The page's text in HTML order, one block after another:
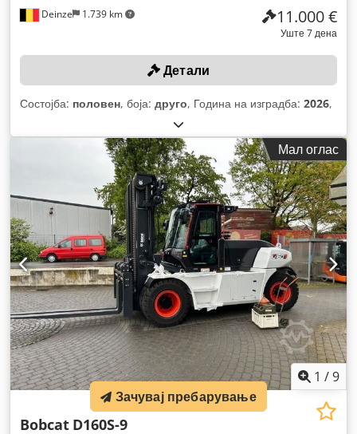
Deinze 1.739 km 11.000 €
Уште 7 дена
Детали
Состојба: половен, боја: друго, Година на изградба: 2026,
Мал оглас
1 /9
Bobcat D160S-9
Зачувај пребарување